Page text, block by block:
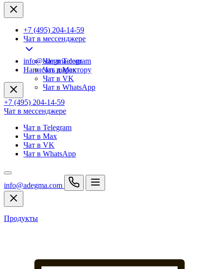
+7 (495) 204-14-59
Чат в мессенджере
Чат в Telegram
Чат в Max
Чат в VK
Чат в WhatsApp
info@adegma.com
Написать директору
+7 (495) 204-14-59
Чат в мессенджере
Чат в Telegram
Чат в Max
Чат в VK
Чат в WhatsApp
info@adegma.com
Продукты